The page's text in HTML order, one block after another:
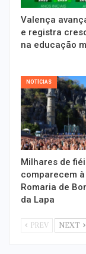
Valença
e registra
na educação
NOTÍCIAS
Milhares de
comparecem à
Romaria de
da Lapa
PREV NEXT